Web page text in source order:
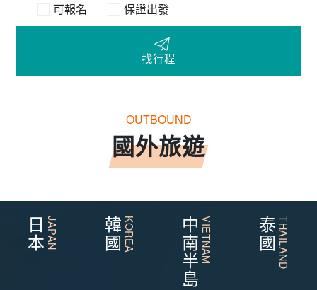
可報名 保證出發
找行程
OUTBOUND
國外旅遊
日本JAPAN 韓國KOREA 中南半島VIETNAM 泰國THAILAND